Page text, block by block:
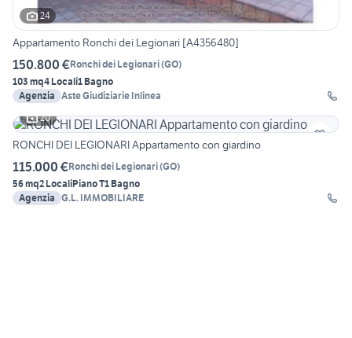
24
Appartamento Ronchi dei Legionari [A4356480]
150.800 €Ronchi dei Legionari(GO)
103 mq4 Locali1 Bagno
Agenzia Aste Giudiziarie Inlinea
20
RONCHI DEI LEGIONARI Appartamento con giardino
115.000 €Ronchi dei Legionari(GO)
56 mq2 LocaliPiano T1 Bagno
Agenzia G.L. IMMOBILIARE